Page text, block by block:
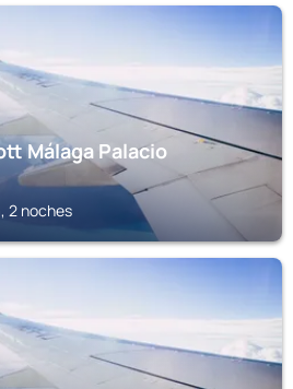
Málaga Palacio
2 noches